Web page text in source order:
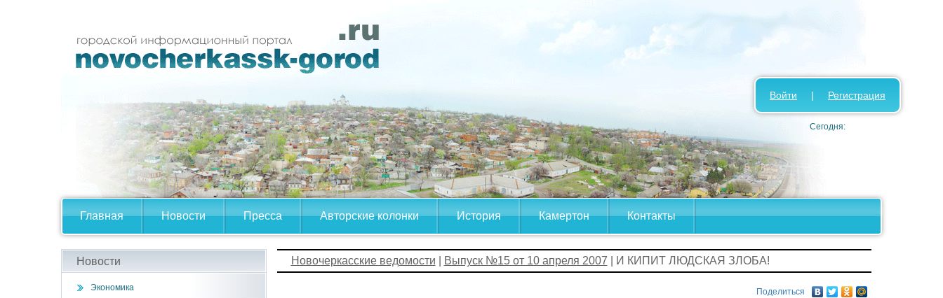
Главная Новости Пресса Авторские колонки История Камертон Контакты
Войти | Регистрация
Сегодня:
Новости
Экономика
Новочеркасские ведомости Выпуск №15 от 10 апреля 2007 | И КИПИТ ЛЮДСКАЯ ЗЛОБА!
Поделиться